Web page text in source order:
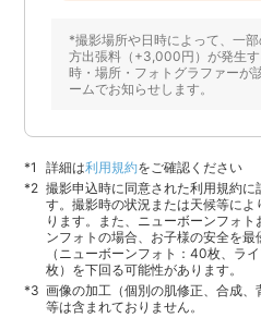
*撮影場所や日時によって、一
方出張料（+3,000円）が発生
時・場所・フォトグラファーが
ームでお知らせします。
詳細は利用規約をご確認ください
撮影申込時に同意された利用規約に
す。撮影時の状況または天候等に
ります。また、ニューボーンフォ
ンフォトの場合、お子様の安全を
（ニューボーンフォト：40枚、ラ
枚）を下回る可能性があります。
画像の加工（個別の肌修正、合成
等は含まれておりません。